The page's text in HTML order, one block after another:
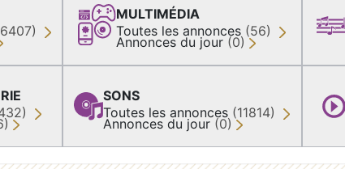
MULTIMÉDIA
Toutes les annonces (56)
Annonces du jour (0)
SONS
Toutes les annonces (11814)
Annonces du jour (0)